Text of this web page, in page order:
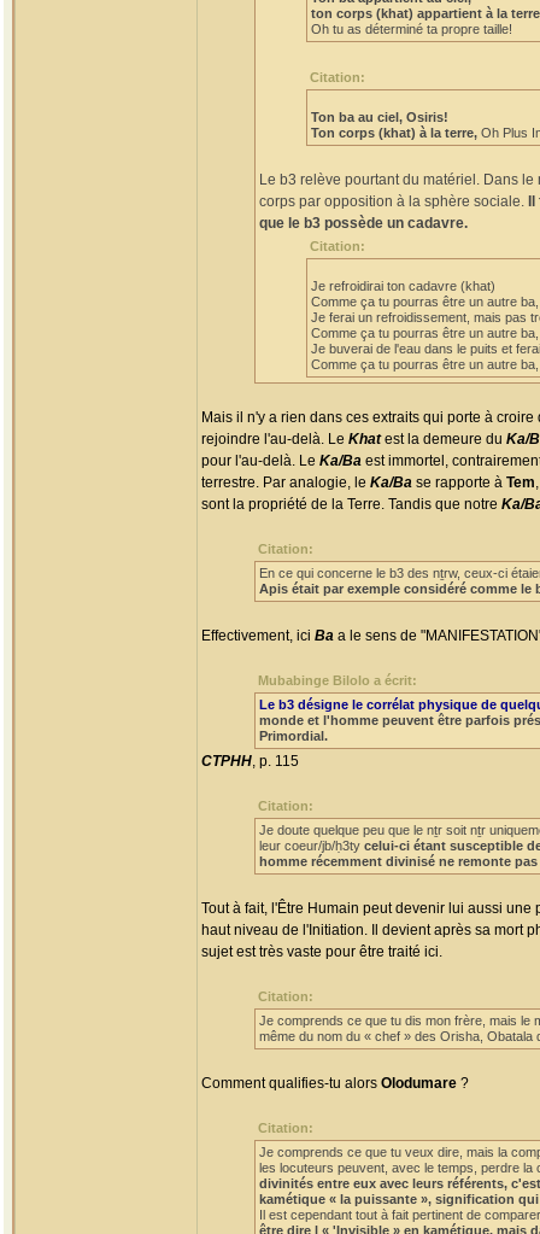
ton corps (khat) appartient à la
Oh tu as déterminé ta propre taille!
Citation:
Ton ba au ciel, Osiris!
Ton corps (khat) à la terre, Oh Plus
Le b3 relève pourtant du matériel. Dans
corps par opposition à la sphère sociale.
que le b3 possède un cadavre.
Citation:
Je refroidirai ton cadavre (khat)
Comme ça tu pourras être un autre
Je ferai un refroidissement, mais pas
Comme ça tu pourras être un autre
Je buverai de l'eau dans le puits et
Comme ça tu pourras être un autre
Mais il n'y a rien dans ces extraits qui porte à
rejoindre l'au-delà. Le Khatest la demeure du Ka/
pour l'au-delà. Le Ka/Ba est immortel,
terrestre. Par analogie, le Ka/Ba se rapporte à Tem
sont la propriété de la Terre. Tandis que notre Ka/
Citation:
En ce qui concerne le b3 des nṯrw, ceux-ci
Apis était par exemple considéré comme le
Effectivement, ici Ba a le sens de
Mubabinge Bilolo a écrit:
Le b3 désigne le corrélat physique de
monde et l'homme peuvent être parfois
Primordial.
CTPHH, p. 115
Citation:
Je doute quelque peu que le nṯr soit nṯr
leur coeur/jb/ḥ3ty celui-ci étant susceptible
homme récemment divinisé ne remonte
Tout à fait, l'Être Humain peut devenir lui aussi
haut niveau de l'Initiation. Il devient après sa mort
sujet est très vaste pour être traité ici.
Citation:
Je comprends ce que tu dis mon frère, mais le
même du nom du « chef » des Orisha,
Comment qualifies-tu alors Olodumare ?
Citation:
Je comprends ce que tu veux dire, mais la
les locuteurs peuvent, avec le temps, perdre
divinités entre eux avec leurs référents,
kamétique « la puissante », signification
Il est cependant tout à fait pertinent de
être dire l « 'Invisible » en kamétique, mais